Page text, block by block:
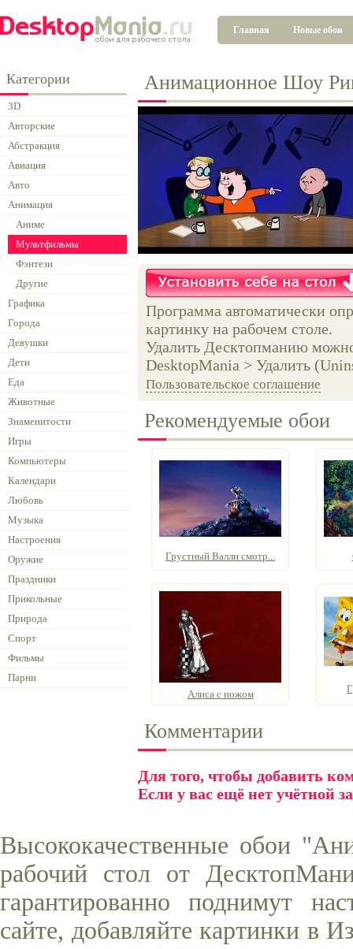
Главная Новые обои
Категории
3D
Авторские
Абстракция
Авиация
Авто
Анимация
Аниме
Мультфильмы
Фэнтези
Другие
Графика
Города
Девушки
Дети
Еда
Животные
Знаменитости
Игры
Компьютеры
Календари
Любовь
Музыка
Настроения
Оружие
Праздники
Прикольные
Природа
Спорт
Фильмы
Парни
Анимационное Шоу
Программа автоматически
картинку на рабочем столе.
Удалить Десктопманию
DesktopMania > Удалить
Пользовательское соглашение
Рекомендуемые обои
Грустный Валли смотр...
Алиса с ножом
Комментарии
Для того, чтобы добавить
Если у вас ещё нет учётной
Высококачественные обои
рабочий стол от
гарантированно поднимут
сайте, добавляйте картинки в